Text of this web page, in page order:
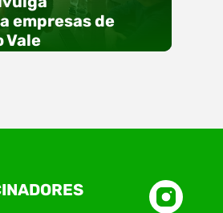
empresas de
Vale
meio do NIAVI – Núcleo
do Alto Vale do